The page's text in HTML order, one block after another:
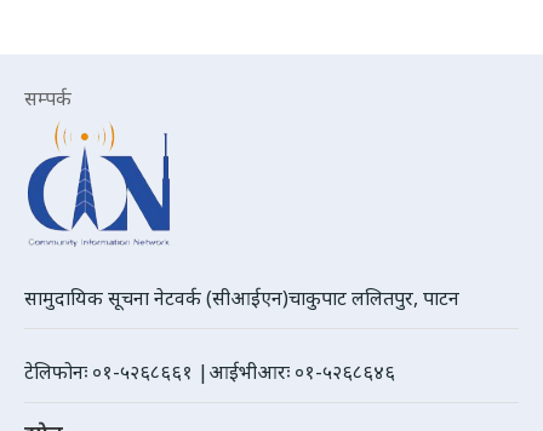
सम्पर्क
सामुदायिक सूचना नेटवर्क (सीआईएन)चाकुपाट ललितपुर, पाटन
टेलिफोनः ०१-५२६८६६१ |आईभीआरः ०१-५२६८६४६